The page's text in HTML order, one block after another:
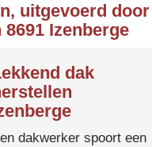
uitgevoerd door
Izenberge
dak
dakwerker spoort een